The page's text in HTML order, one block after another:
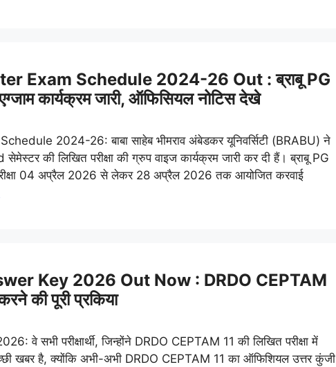
Exam Schedule 2024-26 Out : ब्राबू PG
कार्यक्रम जारी, ऑफिसियल नोटिस देखे
2024-26: बाबा साहेब भीमराव अंबेडकर यूनिवर्सिटी (BRABU) ने
की लिखित परीक्षा की ग्रुप वाइज कार्यक्रम जारी कर दी हैं। ब्राबू PG
04 अप्रैल 2026 से लेकर 28 अप्रैल 2026 तक आयोजित करवाई
Key 2026 Out Now : DRDO CEPTAM
की पूरी प्रकिया
वे सभी परीक्षार्थी, जिन्होंने DRDO CEPTAM 11 की लिखित परीक्षा में
खबर है, क्योंकि अभी-अभी DRDO CEPTAM 11 का ऑफिशियल उत्तर कुंजी